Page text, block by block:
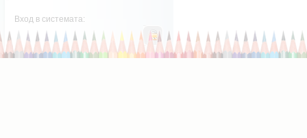
Вход в системата: